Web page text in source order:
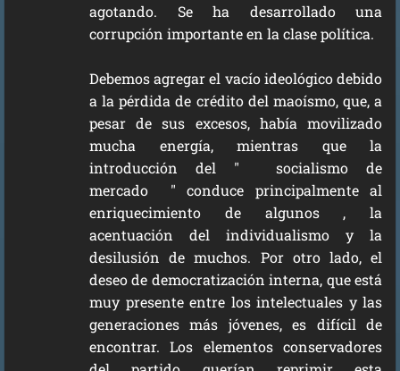
agotando. Se ha desarrollado una
corrupción importante en la clase política.
Debemos agregar el vacío ideológico debido
a la pérdida de crédito del maoísmo, que, a
pesar de sus excesos, había movilizado
mucha energía, mientras que la
introducción del " socialismo de
mercado " conduce principalmente al
enriquecimiento de algunos , la
acentuación del individualismo y la
desilusión de muchos. Por otro lado, el
deseo de democratización interna, que está
muy presente entre los intelectuales y las
generaciones más jóvenes, es difícil de
encontrar. Los elementos conservadores